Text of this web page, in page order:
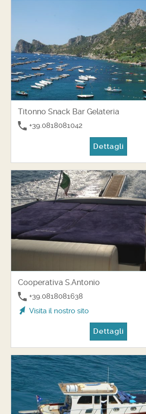
Titonno Snack Bar Gelateria
+39.0818081042
Dettagli
Cooperativa S.Antonio
+39.0818081638
Visita il nostro sito
Dettagli